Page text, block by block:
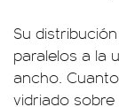
Su
paralelos a la
ancho.
vidriado